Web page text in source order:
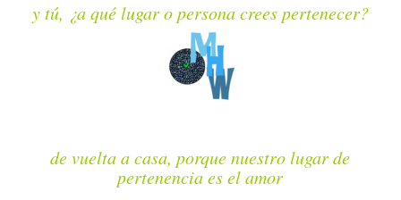
y tú, ¿a qué lugar o persona crees pertenecer?
de vuelta a casa, porque nuestro lugar de
pertenencia es el amor